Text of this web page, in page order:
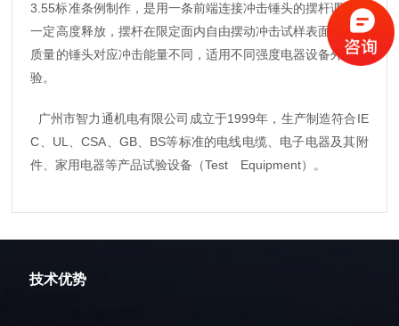
3.55标准条例制作，是用一条前端连接冲击锤头的摆杆调整到
一定高度释放，摆杆在限定面内自由摆动冲击试样表面。不同
质量的锤头对应冲击能量不同，适用不同强度电器设备外壳试
验。
广州市智力通机电有限公司成立于1999年，生产制造符合IE
C、UL、CSA、GB、BS等标准的电线电缆、电子电器及其附
件、家用电器等产品试验设备（Test Equipment）。
技术优势